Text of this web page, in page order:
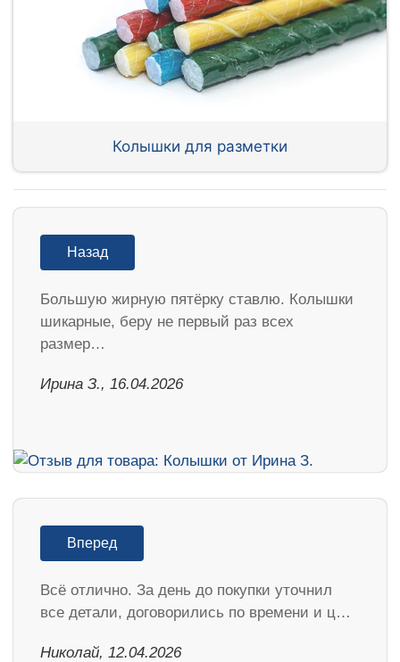
Колышки для разметки
Назад
Большую жирную пятёрку ставлю. Колышки
шикарные, беру не первый раз всех
размер…
Ирина З., 16.04.2026
Вперед
Всё отлично. За день до покупки уточнил
все детали, договорились по времени и ц…
Николай, 12.04.2026